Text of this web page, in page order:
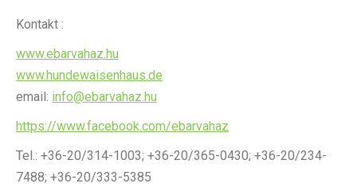
Kontakt :
www.ebarvahaz.hu
www.hundewaisenhaus.de
email: info@ebarvahaz.hu
https://www.facebook.com/ebarvahaz
Tel.: +36-20/314-1003; +36-20/365-0430; +36-20/234-
7488; +36-20/333-5385